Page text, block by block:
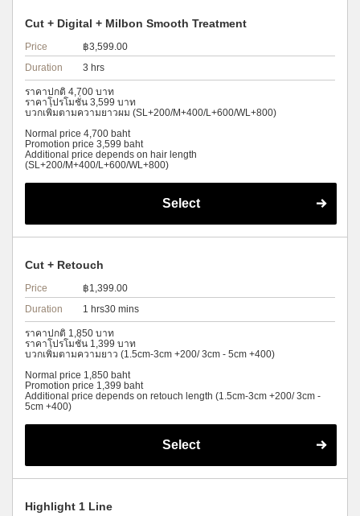
Cut + Digital + Milbon Smooth Treatment
Price
฿3,599.00
Duration
3 hrs
ราคาปกติ 4,700 บาท
ราคาโปรโมชั่น 3,599 บาท
บวกเพิ่มตามความยาวผม (SL+200/M+400/L+600/WL+800)
Normal price 4,700 baht
Promotion price 3,599 baht
Additional price depends on hair length
(SL+200/M+400/L+600/WL+800)
Select
Cut + Retouch
Price
฿1,399.00
Duration
1 hrs30 mins
ราคาปกติ 1,850 บาท
ราคาโปรโมชั่น 1,399 บาท
บวกเพิ่มตามความยาว (1.5cm-3cm +200/ 3cm - 5cm +400)
Normal price 1,850 baht
Promotion price 1,399 baht
Additional price depends on retouch length (1.5cm-3cm +200/ 3cm -
5cm +400)
Select
Highlight 1 Line